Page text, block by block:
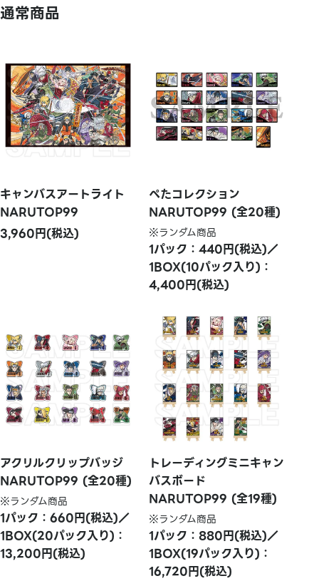
通常商品
キャンバスアートライト
NARUTOP99
3,960円(税込)
ぺたコレクション
NARUTOP99 (全20種)
※ランダム商品
1パック：440円(税込)／
1BOX(10パック入り)：
4,400円(税込)
アクリルクリップバッジ
NARUTOP99 (全20種)
※ランダム商品
1パック：660円(税込)／
1BOX(20パック入り)：
13,200円(税込)
トレーディングミニキャン
バスボード
NARUTOP99 (全19種)
※ランダム商品
1パック：880円(税込)／
1BOX(19パック入り)：
16,720円(税込)